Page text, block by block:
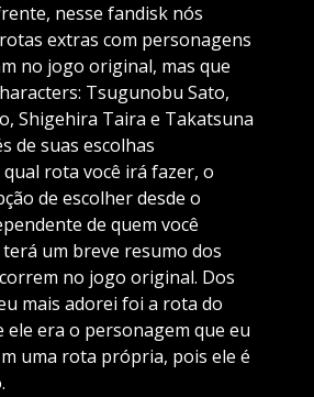
nesse fandisk nós
extras com personagens
no jogo original, mas que
Tsugunobu Sato,
Shigehira Taira e Takatsuna
de suas escolhas
rota você irá fazer, o
de escolher desde o
de quem você
um breve resumo dos
no jogo original. Dos
mais adorei foi a rota do
era o personagem que eu
uma rota própria, pois ele é